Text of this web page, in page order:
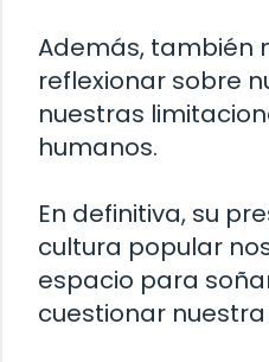
Además, también
reflexionar sobre
nuestras
humanos.
En definitiva, su
cultura popular
espacio para
cuestionar